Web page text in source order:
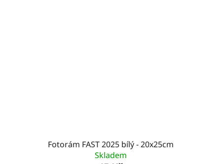
Fotorám FAST 2025 bílý - 20x25cm
Skladem